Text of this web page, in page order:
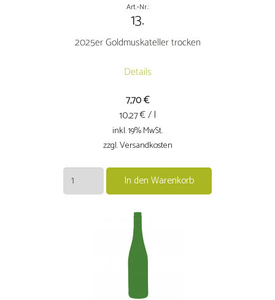
gewählt
Art.-Nr.:
13.
2025er Goldmuskateller trocken
Details
7,70€
10.27€ / l
inkl. 19% MwSt.
zzgl. Versandkosten
2025er
Goldmuskateller
In den Warenkorb